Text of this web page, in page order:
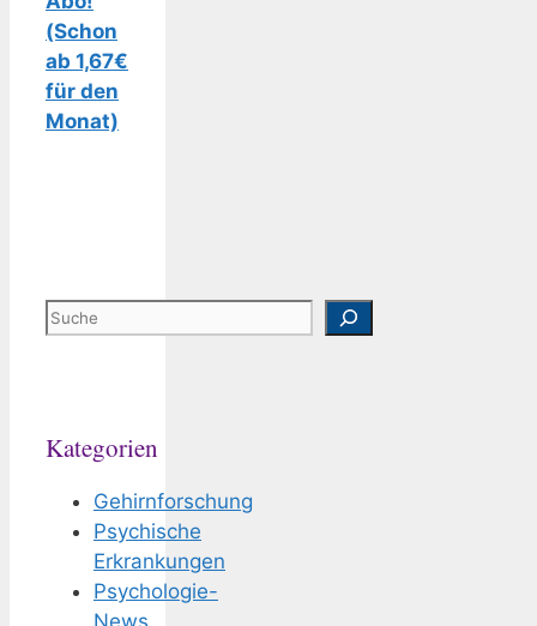
(Schon
ab 1,67€
für den
Monat)
Suchen
Kategorien
Gehirnforschung
Psychische
Erkrankungen
Psychologie-